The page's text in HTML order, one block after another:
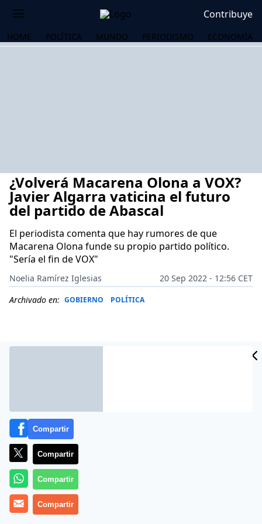
Contribuye
HOME POLÍTICA MUNDO PERIODISMO ECONOMÍA
¿Volverá Macarena Olona a VOX?
Javier Algarra vaticina el futuro
del partido de Abascal
El periodista comenta que hay rumores de que
Macarena Olona funde su propio partido político.
"Sería el fin de VOX"
Noelia Ramírez Iglesias
20 Sep 2022 - 12:56 CET
Archivado en: GOBIERNO POLÍTICA
En el programa
Hugo Pereira y emitido este lunes 19 de septiembre
de 2022, aparece el periodista
Compartir
Compartir
Compartir
Compartir